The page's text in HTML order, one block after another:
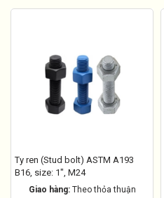
Ty ren (Stud bolt) ASTM A193
B16, size: 1", M24
Giao hàng: Theo thỏa thuận